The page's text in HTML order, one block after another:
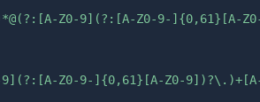
Z0-9](?:[A-Z0-9-]{0,61}[A-
9](?:[A-Z0-9-]{0,61}[A-Z0-